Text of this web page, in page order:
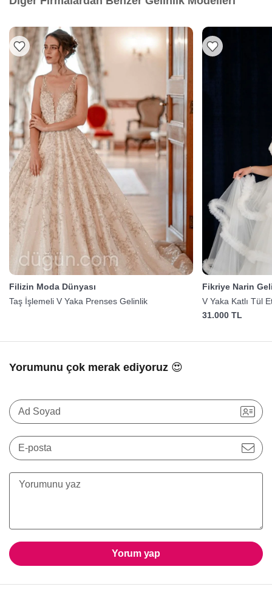
Filizin Moda Dünyası
Taş İşlemeli V Yaka Prenses Gelinlik
Fikriye Narin
V Yaka Katlı Tül
31.000 TL
Yorumunu çok merak ediyoruz 😍
Ad Soyad
E-posta
Yorum yap